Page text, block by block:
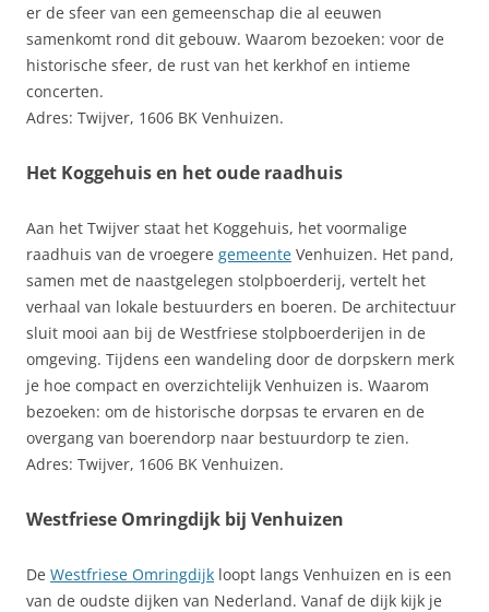
er de sfeer van een gemeenschap die al eeuwen
samenkomt rond dit gebouw. Waarom bezoeken: voor de
historische sfeer, de rust van het kerkhof en intieme
concerten.
Adres: Twijver, 1606 BK Venhuizen.
Het Koggehuis en het oude raadhuis
Aan het Twijver staat het Koggehuis, het voormalige
raadhuis van de vroegere gemeente Venhuizen. Het pand,
samen met de naastgelegen stolpboerderij, vertelt het
verhaal van lokale bestuurders en boeren. De architectuur
sluit mooi aan bij de Westfriese stolpboerderijen in de
omgeving. Tijdens een wandeling door de dorpskern merk
je hoe compact en overzichtelijk Venhuizen is. Waarom
bezoeken: om de historische dorpsas te ervaren en de
overgang van boerendorp naar bestuurdorp te zien.
Adres: Twijver, 1606 BK Venhuizen.
Westfriese Omringdijk bij Venhuizen
De Westfriese Omringdijk loopt langs Venhuizen en is een
van de oudste dijken van Nederland. Vanaf de dijk kijk je